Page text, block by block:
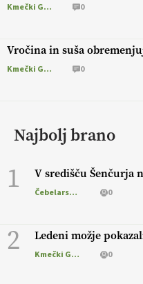
Kmečki Glas 0
Vročina in suša
Kmečki Glas 0
Najbolj brano
1 V središču Šenčurja
Čebelarstvo 0
2 Ledeni možje
Kmečki Glas 0